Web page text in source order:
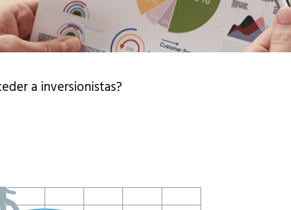
a inversionistas?